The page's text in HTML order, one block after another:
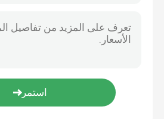
مكبر صوت لاسلكي متعدد الوظائف
لوحة مفاتيح وماوس لاسلكية